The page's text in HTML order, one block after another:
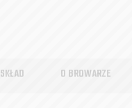
SKŁAD O BROWARZE